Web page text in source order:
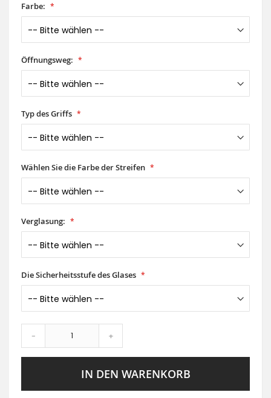
Farbe:
Öffnungsweg:
Typ des Griffs
Wählen Sie die Farbe der Streifen
Verglasung:
Die Sicherheitsstufe des Glases
- +
IN DEN WARENKORB